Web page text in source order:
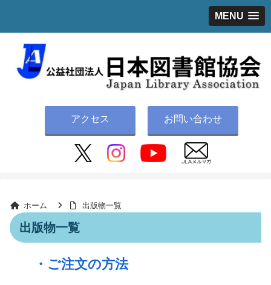
MENU
アクセス お問い合わせ
ホーム 出版物一覧
出版物一覧
・ご注文の方法